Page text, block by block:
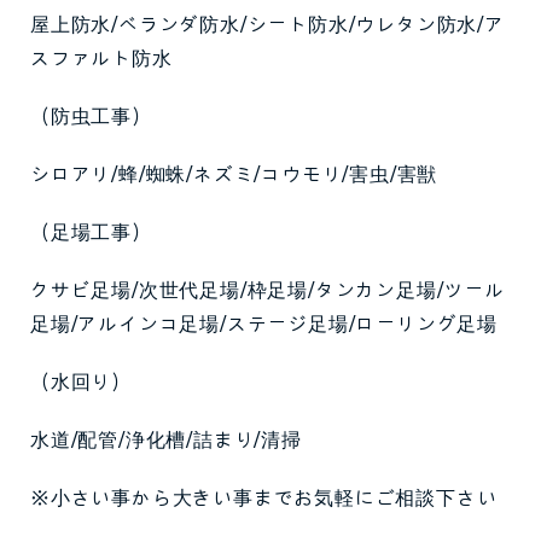
屋上防水/ベランダ防水/シート防水/ウレタン防水/ア
スファルト防水
（防虫工事）
シロアリ/蜂/蜘蛛/ネズミ/コウモリ/害虫/害獣
（足場工事）
クサビ足場/次世代足場/枠足場/タンカン足場/ツール
足場/アルインコ足場/ステージ足場/ローリング足場
（水回り）
水道/配管/浄化槽/詰まり/清掃
※小さい事から大きい事までお気軽にご相談下さい